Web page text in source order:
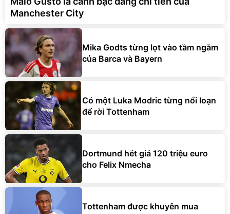
Manchester City
Mika Godts từng lọt vào tầm ngắm
của Barca và Bayern
Có một Luka Modric từng nổi loạn
để rời Tottenham
Dortmund hét giá 120 triệu euro
cho Felix Nmecha
Tottenham được khuyên mua